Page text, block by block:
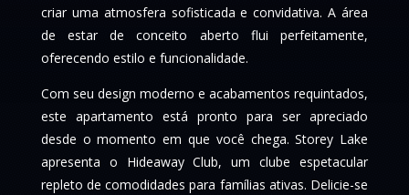
criar uma atmosfera sofisticada e convidativa. A área
de estar de conceito aberto flui perfeitamente,
oferecendo estilo e funcionalidade.
Com seu design moderno e acabamentos requintados,
este apartamento está pronto para ser apreciado
desde o momento em que você chega. Storey Lake
apresenta o Hideaway Club, um clube espetacular
repleto de comodidades para famílias ativas. Delicie-se